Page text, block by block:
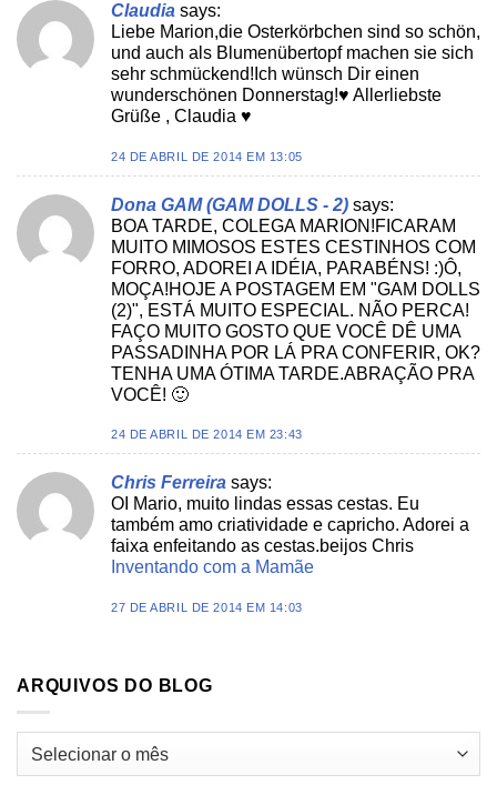
Claudia says:
Liebe Marion,die Osterkörbchen sind so schön,
und auch als Blumenübertopf machen sie sich
sehr schmückend!Ich wünsch Dir einen
wunderschönen Donnerstag!♥ Allerliebste
Grüße , Claudia ♥
24 DE ABRIL DE 2014 EM 13:05
Dona GAM (GAM DOLLS - 2) says:
BOA TARDE, COLEGA MARION!FICARAM
MUITO MIMOSOS ESTES CESTINHOS COM
FORRO, ADOREI A IDÉIA, PARABÉNS! :)Ô,
MOÇA!HOJE A POSTAGEM EM "GAM DOLLS
(2)", ESTÁ MUITO ESPECIAL. NÃO PERCA!
FAÇO MUITO GOSTO QUE VOCÊ DÊ UMA
PASSADINHA POR LÁ PRA CONFERIR, OK?
TENHA UMA ÓTIMA TARDE.ABRAÇÃO PRA
VOCÊ! 🙂
24 DE ABRIL DE 2014 EM 23:43
Chris Ferreira says:
OI Mario, muito lindas essas cestas. Eu
também amo criatividade e capricho. Adorei a
faixa enfeitando as cestas.beijos Chris
Inventando com a Mamãe
27 DE ABRIL DE 2014 EM 14:03
ARQUIVOS DO BLOG